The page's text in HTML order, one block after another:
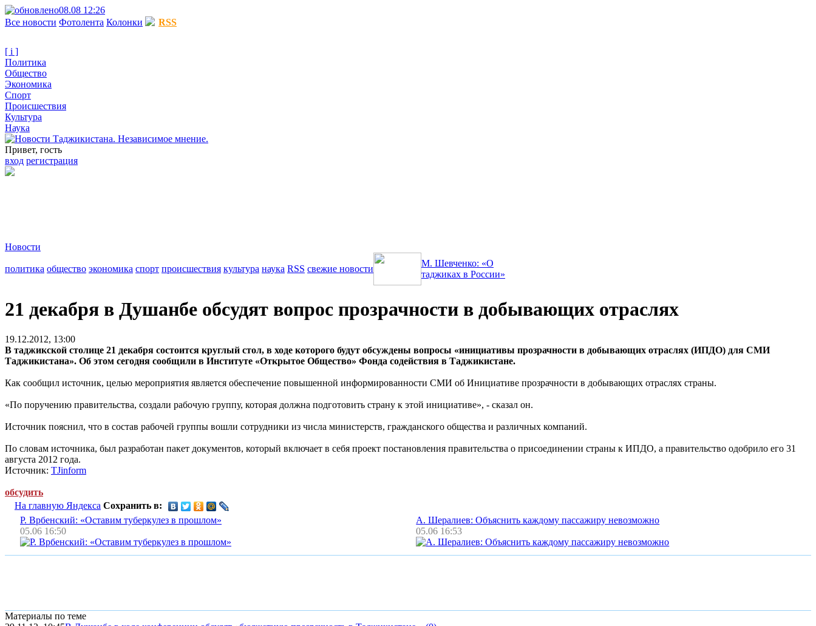
08.08 12:26
Все новости Фотолента Колонки RSS
[ i ]
Политика
Общество
Экономика
Спорт
Происшествия
Культура
Наука
Привет, гость
вход регистрация
Новости
политика общество экономика спорт происшествия культура наука RSS свежие новости
М. Шевченко: «О
таджиках в России»
21 декабря в Душанбе обсудят вопрос прозрачности в добывающих отраслях
19.12.2012, 13:00
В таджикской столице 21 декабря состоится круглый стол, в ходе которого будут обсуждены вопросы «инициативы прозрачности в добывающих отраслях (ИПДО) для СМИ
Таджикистана». Об этом сегодня сообщили в Институте «Открытое Общество» Фонда содействия в Таджикистане.
Как сообщил источник, целью мероприятия является обеспечение повышенной информированности СМИ об Инициативе прозрачности в добывающих отраслях страны.
«По поручению правительства, создали рабочую группу, которая должна подготовить страну к этой инициативе», - сказал он.
Источник пояснил, что в состав рабочей группы вошли сотрудники из числа министерств, гражданского общества и различных компаний.
По словам источника, был разработан пакет документов, который включает в себя проект постановления правительства о присоединении страны к ИПДО, а правительство одобрило его 31
августа 2012 года.
Источник: TJinform
обсудить
На главную Яндекса Сохранить в:
Р. Врбенский: «Оставим туберкулез в прошлом»
05.06 16:50
А. Шералиев: Объяснить каждому пассажиру невозможно
05.06 16:53
Материалы по теме